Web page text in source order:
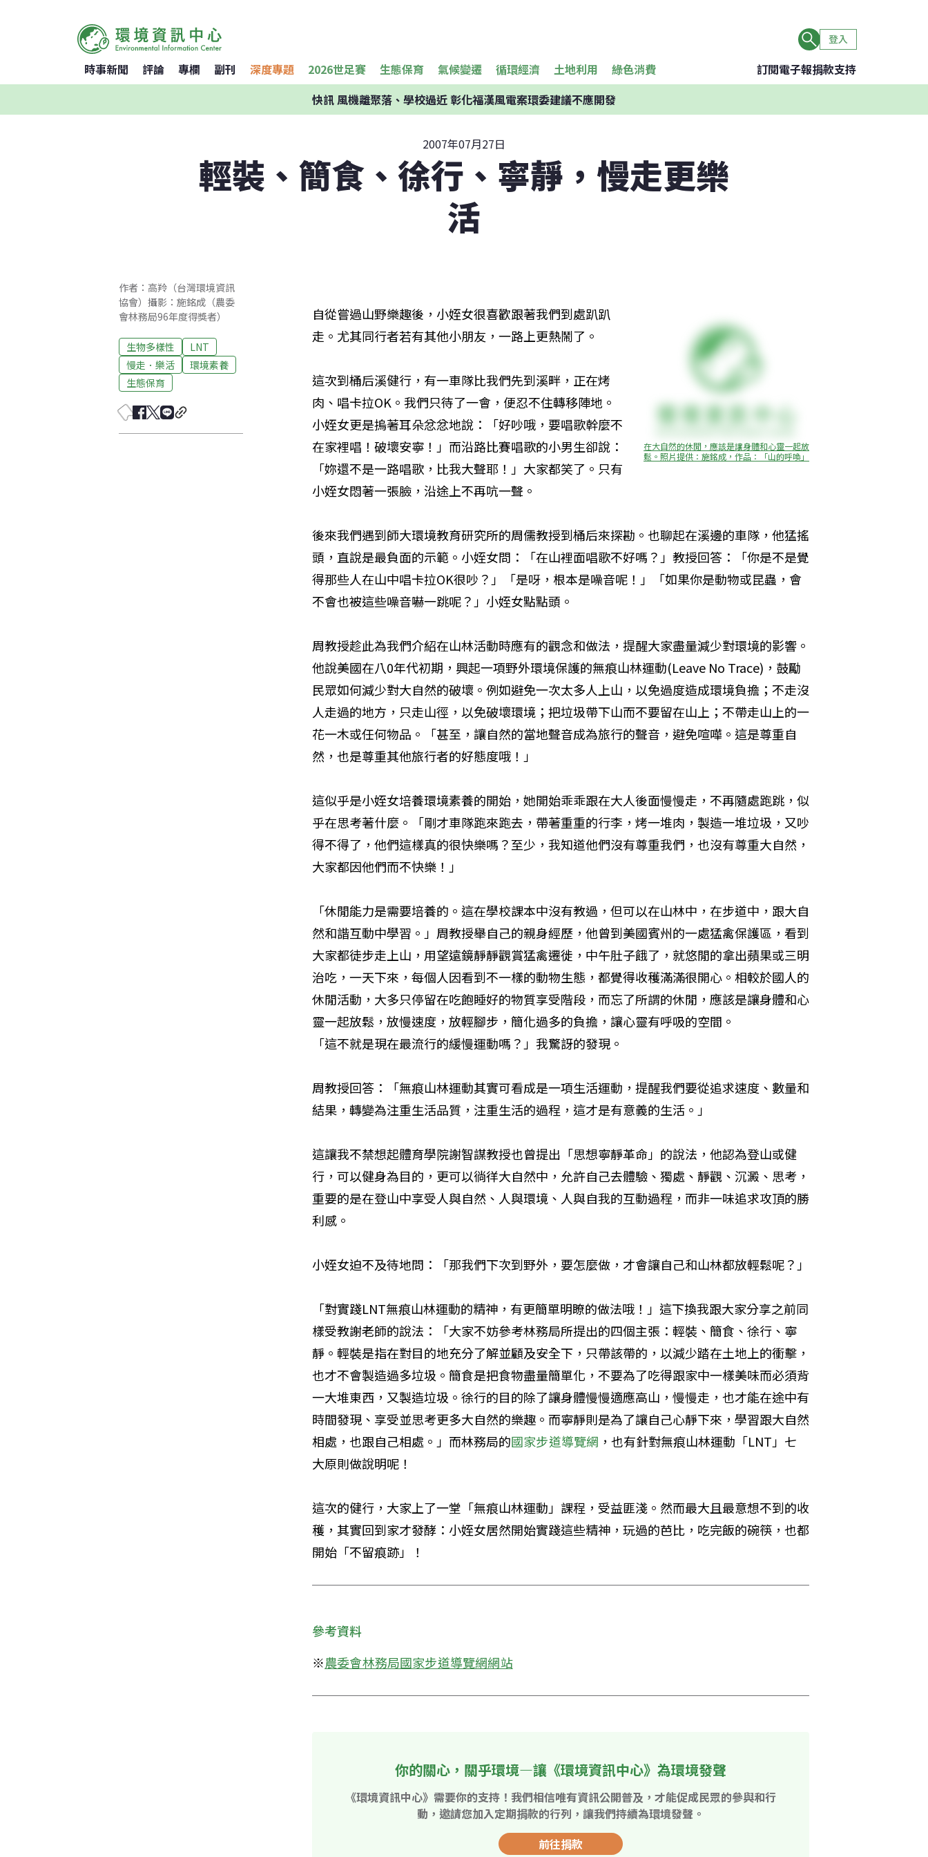
登入
時事新聞 評論 專欄 副刊 深度專題 2026世足賽 生態保育 氣候變遷 循環經濟 土地利用 綠色消費 訂閱電子報捐款支持
快訊風機離聚落、學校過近 彰化福漢風電案環委建議不應開發
2007年07月27日
輕裝、簡食、徐行、寧靜，慢走更樂
活
作者：高羚（台灣環境資訊
協會）攝影：施銘成（農委
會林務局96年度得獎者）
生物多樣性
LNT
慢走．樂活
環境素養
生態保育
在大自然的休閒，應該是讓身體和心靈一起放
鬆。照片提供：施銘成，作品：「山的呼喚」
自從嘗過山野樂趣後，小姪女很喜歡跟著我們到處趴趴
走。尤其同行者若有其他小朋友，一路上更熱鬧了。
這次到桶后溪健行，有一車隊比我們先到溪畔，正在烤
肉、唱卡拉OK。我們只待了一會，便忍不住轉移陣地。
小姪女更是摀著耳朵忿忿地說：「好吵哦，要唱歌幹麼不
在家裡唱！破壞安寧！」而沿路比賽唱歌的小男生卻說：
「妳還不是一路唱歌，比我大聲耶！」大家都笑了。只有
小姪女悶著一張臉，沿途上不再吭一聲。
後來我們遇到師大環境教育研究所的周儒教授到桶后來探勘。也聊起在溪邊的車隊，他猛搖
頭，直說是最負面的示範。小姪女問：「在山裡面唱歌不好嗎？」教授回答：「你是不是覺
得那些人在山中唱卡拉OK很吵？」「是呀，根本是噪音呢！」「如果你是動物或昆蟲，會
不會也被這些噪音嚇一跳呢？」小姪女點點頭。
周教授趁此為我們介紹在山林活動時應有的觀念和做法，提醒大家盡量減少對環境的影響。
他說美國在八0年代初期，興起一項野外環境保護的無痕山林運動(Leave No Trace)，鼓勵
民眾如何減少對大自然的破壞。例如避免一次太多人上山，以免過度造成環境負擔；不走沒
人走過的地方，只走山徑，以免破壞環境；把垃圾帶下山而不要留在山上；不帶走山上的一
花一木或任何物品。「甚至，讓自然的當地聲音成為旅行的聲音，避免喧嘩。這是尊重自
然，也是尊重其他旅行者的好態度哦！」
這似乎是小姪女培養環境素養的開始，她開始乖乖跟在大人後面慢慢走，不再隨處跑跳，似
乎在思考著什麼。「剛才車隊跑來跑去，帶著重重的行李，烤一堆肉，製造一堆垃圾，又吵
得不得了，他們這樣真的很快樂嗎？至少，我知道他們沒有尊重我們，也沒有尊重大自然，
大家都因他們而不快樂！」
「休閒能力是需要培養的。這在學校課本中沒有教過，但可以在山林中，在步道中，跟大自
然和諧互動中學習。」周教授舉自己的親身經歷，他曾到美國賓州的一處猛禽保護區，看到
大家都徒步走上山，用望遠鏡靜靜觀賞猛禽遷徙，中午肚子餓了，就悠閒的拿出蘋果或三明
治吃，一天下來，每個人因看到不一樣的動物生態，都覺得收穫滿滿很開心。相較於國人的
休閒活動，大多只停留在吃飽睡好的物質享受階段，而忘了所謂的休閒，應該是讓身體和心
靈一起放鬆，放慢速度，放輕腳步，簡化過多的負擔，讓心靈有呼吸的空間。
「這不就是現在最流行的緩慢運動嗎？」我驚訝的發現。
周教授回答：「無痕山林運動其實可看成是一項生活運動，提醒我們要從追求速度、數量和
結果，轉變為注重生活品質，注重生活的過程，這才是有意義的生活。」
這讓我不禁想起體育學院謝智謀教授也曾提出「思想寧靜革命」的說法，他認為登山或健
行，可以健身為目的，更可以徜徉大自然中，允許自己去體驗、獨處、靜觀、沉澱、思考，
重要的是在登山中享受人與自然、人與環境、人與自我的互動過程，而非一味追求攻頂的勝
利感。
小姪女迫不及待地問：「那我們下次到野外，要怎麼做，才會讓自己和山林都放輕鬆呢？」
「對實踐LNT無痕山林運動的精神，有更簡單明瞭的做法哦！」這下換我跟大家分享之前同
樣受教謝老師的說法：「大家不妨參考林務局所提出的四個主張：輕裝、簡食、徐行、寧
靜。輕裝是指在對目的地充分了解並顧及安全下，只帶該帶的，以減少踏在土地上的衝擊，
也才不會製造過多垃圾。簡食是把食物盡量簡單化，不要為了吃得跟家中一樣美味而必須背
一大堆東西，又製造垃圾。徐行的目的除了讓身體慢慢適應高山，慢慢走，也才能在途中有
時間發現、享受並思考更多大自然的樂趣。而寧靜則是為了讓自己心靜下來，學習跟大自然
相處，也跟自己相處。」而林務局的國家步道導覽網 ，也有針對無痕山林運動「LNT」七
大原則做說明呢！
這次的健行，大家上了一堂「無痕山林運動」課程，受益匪淺。然而最大且最意想不到的收
穫，其實回到家才發酵：小姪女居然開始實踐這些精神，玩過的芭比，吃完飯的碗筷，也都
開始「不留痕跡」！
參考資料
※農委會林務局國家步道導覽網網站
你的關心，關乎環境—讓《環境資訊中心》為環境發聲
《環境資訊中心》需要你的支持！我們相信唯有資訊公開普及，才能促成民眾的參與和行
動，邀請您加入定期捐款的行列，讓我們持續為環境發聲。
前往捐款